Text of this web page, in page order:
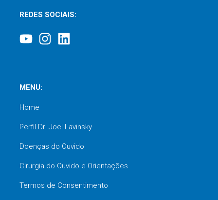
REDES SOCIAIS:
MENU:
Home
Perfil Dr. Joel Lavinsky
Doenças do Ouvido
Cirurgia do Ouvido e Orientações
Termos de Consentimento